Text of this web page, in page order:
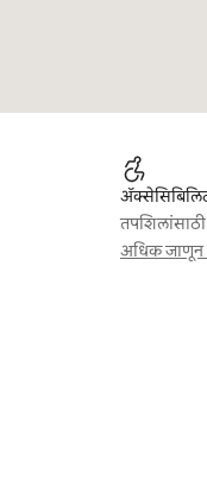
अधिक जाणून